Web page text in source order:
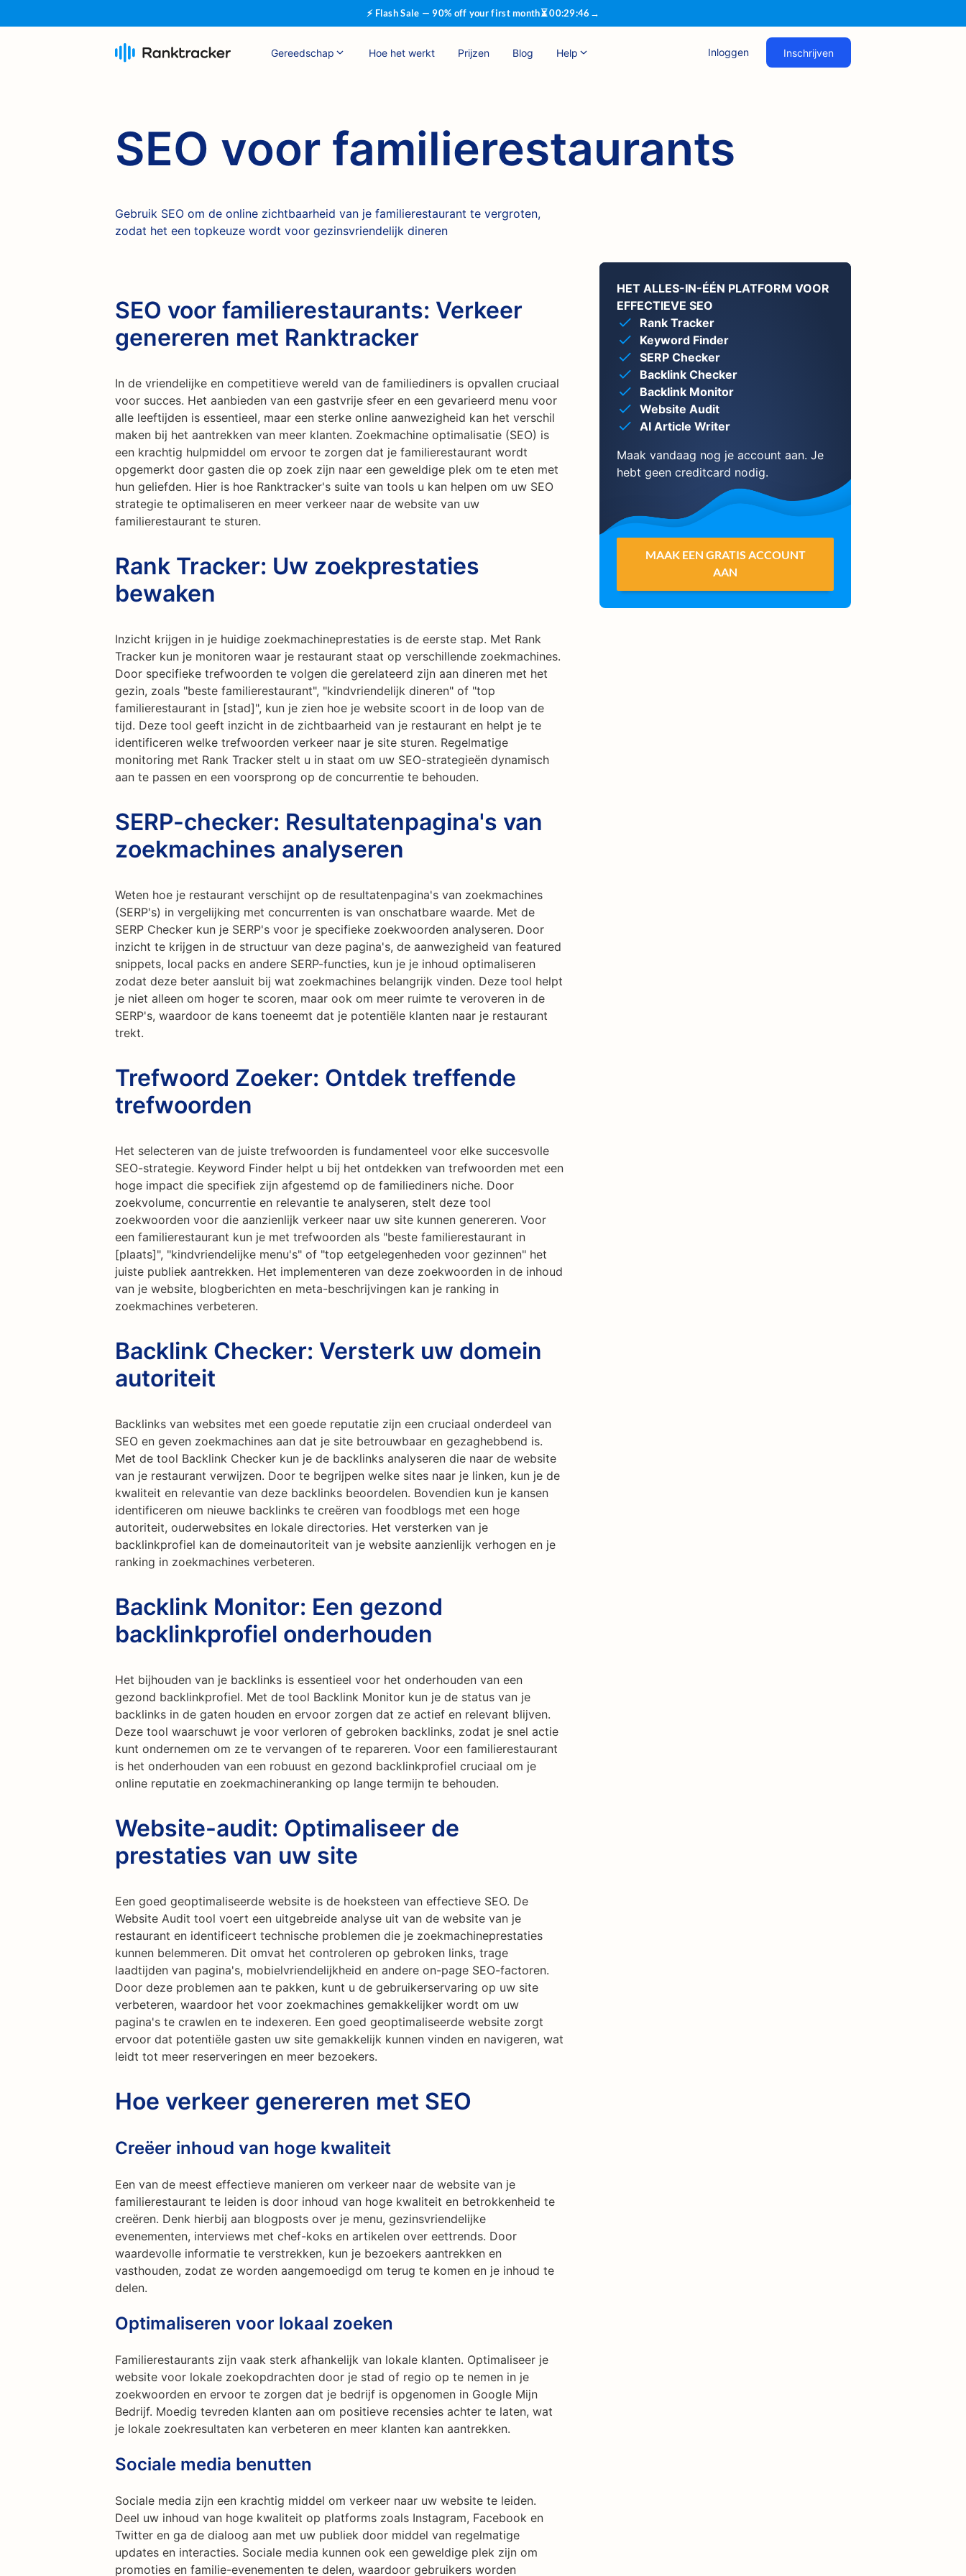
⚡ Flash Sale — 90% off your first month⏳00:29:45 →
Gereedschap Hoe het werkt Prijzen Blog Help Inloggen Inschrijven
SEO voor familierestaurants
Gebruik SEO om de online zichtbaarheid van je familierestaurant te vergroten,
zodat het een topkeuze wordt voor gezinsvriendelijk dineren
SEO voor familierestaurants: Verkeer
genereren met Ranktracker
In de vriendelijke en competitieve wereld van de familiediners is opvallen cruciaal
voor succes. Het aanbieden van een gastvrije sfeer en een gevarieerd menu voor
alle leeftijden is essentieel, maar een sterke online aanwezigheid kan het verschil
maken bij het aantrekken van meer klanten. Zoekmachine optimalisatie (SEO) is
een krachtig hulpmiddel om ervoor te zorgen dat je familierestaurant wordt
opgemerkt door gasten die op zoek zijn naar een geweldige plek om te eten met
hun geliefden. Hier is hoe Ranktracker's suite van tools u kan helpen om uw SEO
strategie te optimaliseren en meer verkeer naar de website van uw
familierestaurant te sturen.
Rank Tracker: Uw zoekprestaties
bewaken
Inzicht krijgen in je huidige zoekmachineprestaties is de eerste stap. Met Rank
Tracker kun je monitoren waar je restaurant staat op verschillende zoekmachines.
Door specifieke trefwoorden te volgen die gerelateerd zijn aan dineren met het
gezin, zoals "beste familierestaurant", "kindvriendelijk dineren" of "top
familierestaurant in [stad]", kun je zien hoe je website scoort in de loop van de
tijd. Deze tool geeft inzicht in de zichtbaarheid van je restaurant en helpt je te
identificeren welke trefwoorden verkeer naar je site sturen. Regelmatige
monitoring met Rank Tracker stelt u in staat om uw SEO-strategieën dynamisch
aan te passen en een voorsprong op de concurrentie te behouden.
SERP-checker: Resultatenpagina's van
zoekmachines analyseren
Weten hoe je restaurant verschijnt op de resultatenpagina's van zoekmachines
(SERP's) in vergelijking met concurrenten is van onschatbare waarde. Met de
SERP Checker kun je SERP's voor je specifieke zoekwoorden analyseren. Door
inzicht te krijgen in de structuur van deze pagina's, de aanwezigheid van featured
snippets, local packs en andere SERP-functies, kun je je inhoud optimaliseren
zodat deze beter aansluit bij wat zoekmachines belangrijk vinden. Deze tool helpt
je niet alleen om hoger te scoren, maar ook om meer ruimte te veroveren in de
SERP's, waardoor de kans toeneemt dat je potentiële klanten naar je restaurant
trekt.
Trefwoord Zoeker: Ontdek treffende
trefwoorden
Het selecteren van de juiste trefwoorden is fundamenteel voor elke succesvolle
SEO-strategie. Keyword Finder helpt u bij het ontdekken van trefwoorden met een
hoge impact die specifiek zijn afgestemd op de familiediners niche. Door
zoekvolume, concurrentie en relevantie te analyseren, stelt deze tool
zoekwoorden voor die aanzienlijk verkeer naar uw site kunnen genereren. Voor
een familierestaurant kun je met trefwoorden als "beste familierestaurant in
[plaats]", "kindvriendelijke menu's" of "top eetgelegenheden voor gezinnen" het
juiste publiek aantrekken. Het implementeren van deze zoekwoorden in de inhoud
van je website, blogberichten en meta-beschrijvingen kan je ranking in
zoekmachines verbeteren.
Backlink Checker: Versterk uw domein
autoriteit
Backlinks van websites met een goede reputatie zijn een cruciaal onderdeel van
SEO en geven zoekmachines aan dat je site betrouwbaar en gezaghebbend is.
Met de tool Backlink Checker kun je de backlinks analyseren die naar de website
van je restaurant verwijzen. Door te begrijpen welke sites naar je linken, kun je de
kwaliteit en relevantie van deze backlinks beoordelen. Bovendien kun je kansen
identificeren om nieuwe backlinks te creëren van foodblogs met een hoge
autoriteit, ouderwebsites en lokale directories. Het versterken van je
backlinkprofiel kan de domeinautoriteit van je website aanzienlijk verhogen en je
ranking in zoekmachines verbeteren.
Backlink Monitor: Een gezond
backlinkprofiel onderhouden
Het bijhouden van je backlinks is essentieel voor het onderhouden van een
gezond backlinkprofiel. Met de tool Backlink Monitor kun je de status van je
backlinks in de gaten houden en ervoor zorgen dat ze actief en relevant blijven.
Deze tool waarschuwt je voor verloren of gebroken backlinks, zodat je snel actie
kunt ondernemen om ze te vervangen of te repareren. Voor een familierestaurant
is het onderhouden van een robuust en gezond backlinkprofiel cruciaal om je
online reputatie en zoekmachineranking op lange termijn te behouden.
Website-audit: Optimaliseer de
prestaties van uw site
Een goed geoptimaliseerde website is de hoeksteen van effectieve SEO. De
Website Audit tool voert een uitgebreide analyse uit van de website van je
restaurant en identificeert technische problemen die je zoekmachineprestaties
kunnen belemmeren. Dit omvat het controleren op gebroken links, trage
laadtijden van pagina's, mobielvriendelijkheid en andere on-page SEO-factoren.
Door deze problemen aan te pakken, kunt u de gebruikerservaring op uw site
verbeteren, waardoor het voor zoekmachines gemakkelijker wordt om uw
pagina's te crawlen en te indexeren. Een goed geoptimaliseerde website zorgt
ervoor dat potentiële gasten uw site gemakkelijk kunnen vinden en navigeren, wat
leidt tot meer reserveringen en meer bezoekers.
Hoe verkeer genereren met SEO
Creëer inhoud van hoge kwaliteit
Een van de meest effectieve manieren om verkeer naar de website van je
familierestaurant te leiden is door inhoud van hoge kwaliteit en betrokkenheid te
creëren. Denk hierbij aan blogposts over je menu, gezinsvriendelijke
evenementen, interviews met chef-koks en artikelen over eettrends. Door
waardevolle informatie te verstrekken, kun je bezoekers aantrekken en
vasthouden, zodat ze worden aangemoedigd om terug te komen en je inhoud te
delen.
Optimaliseren voor lokaal zoeken
Familierestaurants zijn vaak sterk afhankelijk van lokale klanten. Optimaliseer je
website voor lokale zoekopdrachten door je stad of regio op te nemen in je
zoekwoorden en ervoor te zorgen dat je bedrijf is opgenomen in Google Mijn
Bedrijf. Moedig tevreden klanten aan om positieve recensies achter te laten, wat
je lokale zoekresultaten kan verbeteren en meer klanten kan aantrekken.
Sociale media benutten
Sociale media zijn een krachtig middel om verkeer naar uw website te leiden.
Deel uw inhoud van hoge kwaliteit op platforms zoals Instagram, Facebook en
Twitter en ga de dialoog aan met uw publiek door middel van regelmatige
updates en interacties. Sociale media kunnen ook een geweldige plek zijn om
promoties en familie-evenementen te delen, waardoor gebruikers worden
HET ALLES-IN-ÉÉN PLATFORM VOOR
EFFECTIEVE SEO
Rank Tracker
Keyword Finder
SERP Checker
Backlink Checker
Backlink Monitor
Website Audit
AI Article Writer
Maak vandaag nog je account aan. Je
hebt geen creditcard nodig.
MAAK EEN GRATIS ACCOUNT
AAN